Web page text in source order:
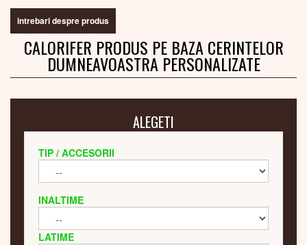
intrebari despre produs
CALORIFER PRODUS PE BAZA CERINTELOR
DUMNEAVOASTRA PERSONALIZATE
ALEGETI
TIP / ACCESORII
INALTIME
LATIME